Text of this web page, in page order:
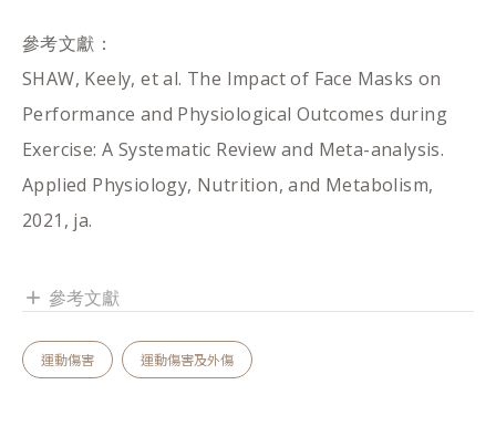
參考文獻：​
SHAW, Keely, et al. The Impact of Face Masks on
Performance and Physiological Outcomes during
Exercise: A Systematic Review and Meta-analysis.
Applied Physiology, Nutrition, and Metabolism,
2021, ja.​
add 參考文獻
運動傷害 運動傷害及外傷